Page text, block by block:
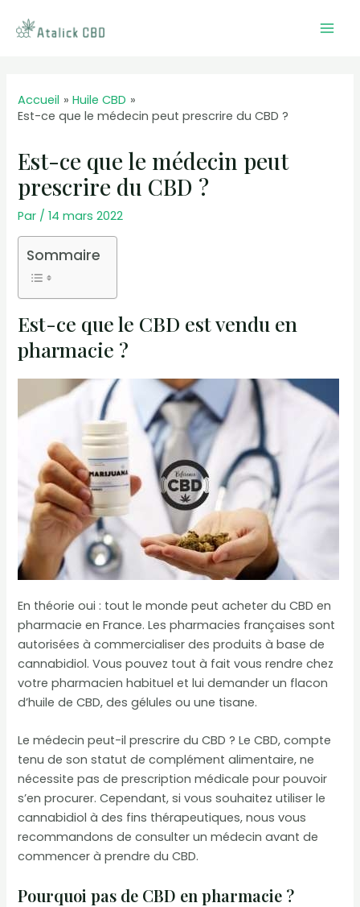
Accueil
Huile CBD
Est-ce que le médecin peut prescrire du CBD ?
Est-ce que le médecin peut
prescrire du CBD ?
Par /14 mars 2022
Sommaire
Est-ce que le CBD est vendu en
pharmacie ?
En théorie oui : tout le monde peut acheter du CBD en
pharmacie en France. Les pharmacies françaises sont
autorisées à commercialiser des produits à base de
cannabidiol. Vous pouvez tout à fait vous rendre chez
votre pharmacien habituel et lui demander un flacon
d’huile de CBD, des gélules ou une tisane.
Le médecin peut-il prescrire du CBD ? Le CBD, compte
tenu de son statut de complément alimentaire, ne
nécessite pas de prescription médicale pour pouvoir
s’en procurer. Cependant, si vous souhaitez utiliser le
cannabidiol à des fins thérapeutiques, nous vous
recommandons de consulter un médecin avant de
commencer à prendre du CBD.
Pourquoi pas de CBD en pharmacie ?